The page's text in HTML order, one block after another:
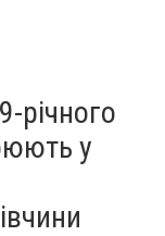
річного
у